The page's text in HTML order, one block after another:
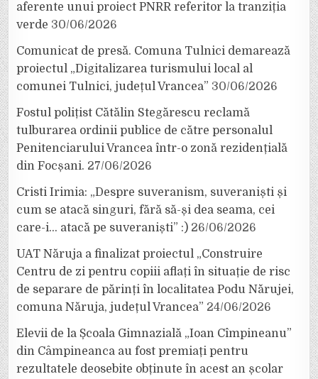
aferente unui proiect PNRR referitor la tranziția
verde 30/06/2026
Comunicat de presă. Comuna Tulnici demarează
proiectul „Digitalizarea turismului local al
comunei Tulnici, județul Vrancea” 30/06/2026
Fostul polițist Cătălin Stegărescu reclamă
tulburarea ordinii publice de către personalul
Penitenciarului Vrancea într-o zonă rezidențială
din Focșani. 27/06/2026
Cristi Irimia: „Despre suveranism, suveraniști și
cum se atacă singuri, fără să-și dea seama, cei
care-i… atacă pe suveraniști” :) 26/06/2026
UAT Năruja a finalizat proiectul „Construire
Centru de zi pentru copiii aflați în situație de risc
de separare de părinți în localitatea Podu Nărujei,
comuna Năruja, județul Vrancea” 24/06/2026
Elevii de la Școala Gimnazială „Ioan Cîmpineanu”
din Câmpineanca au fost premiați pentru
rezultatele deosebite obținute în acest an școlar